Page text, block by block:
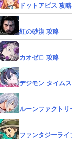
ドットアビス 攻略
紅の砂漠 攻略
カオゼロ 攻略
デジモン タイム
ルーンファクト
ファンタジーラ